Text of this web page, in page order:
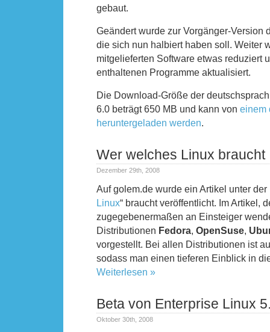
gebaut.
Geändert wurde zur Vorgänger-Version
die sich nun halbiert haben soll. Weiter
mitgelieferten Software etwas reduziert
enthaltenen Programme aktualisiert.
Die Download-Größe der
6.0 beträgt 650 MB und kann von einem
heruntergeladen werden.
Wer welches Linux braucht
Dezember 29th, 2008
Auf golem.de wurde ein Artikel unter der
Linux“ braucht veröffentlicht. Im Artikel,
zugegebenermaßen an Einsteiger
Distributionen Fedora, OpenSuse,
vorgestellt. Bei allen Distributionen ist
sodass man einen tieferen Einblick in
Weiterlesen »
Beta von Enterprise Linux
Oktober 30th, 2008